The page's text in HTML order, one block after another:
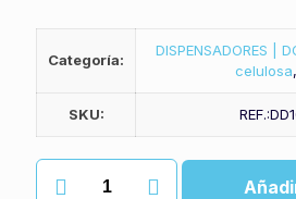
Categoría:
DISPENSADORES |
celulosa,
SKU:
Dispensador